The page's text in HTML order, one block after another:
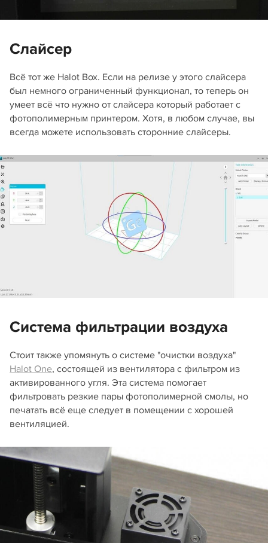
Слайсер
Всё тот же Halot Box. Если на релизе у этого слайсера
был немного ограниченный функционал, то теперь он
умеет всё что нужно от слайсера который работает с
фотополимерным принтером. Хотя, в любом случае, вы
всегда можете использовать сторонние слайсеры.
Система фильтрации воздуха
Стоит также упомянуть о системе "очистки воздуха"
Halot One, состоящей из вентилятора с фильтром из
активированного угля. Эта система помогает
фильтровать резкие пары фотополимерной смолы, но
печатать всё еще следует в помещении с хорошей
вентиляцией.